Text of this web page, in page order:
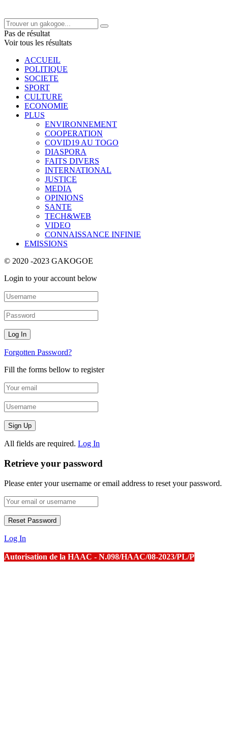
Pas de résultat
Voir tous les résultats
ACCUEIL
POLITIQUE
SOCIETE
SPORT
CULTURE
ECONOMIE
PLUS
ENVIRONNEMENT
COOPERATION
COVID19 AU TOGO
DIASPORA
FAITS DIVERS
INTERNATIONAL
JUSTICE
MEDIA
OPINIONS
SANTE
TECH&WEB
VIDEO
CONNAISSANCE INFINIE
EMISSIONS
© 2020 -2023 GAKOGOE
Login to your account below
Forgotten Password?
Fill the forms bellow to register
All fields are required. Log In
Retrieve your password
Please enter your username or email address to reset your password.
Log In
Autorisation de la HAAC - N.098/HAAC/08-2023/PL/P